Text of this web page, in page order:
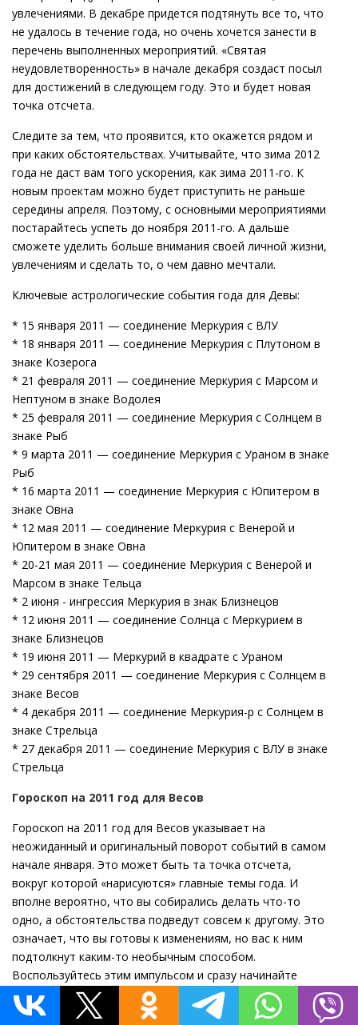
увлечениями. В декабре придется подтянуть все то, что
не удалось в течение года, но очень хочется занести в
перечень выполненных мероприятий. «Святая
неудовлетворенность» в начале декабря создаст посыл
для достижений в следующем году. Это и будет новая
точка отсчета.
Следите за тем, что проявится, кто окажется рядом и
при каких обстоятельствах. Учитывайте, что зима 2012
года не даст вам того ускорения, как зима 2011-го. К
новым проектам можно будет приступить не раньше
середины апреля. Поэтому, с основными мероприятиями
постарайтесь успеть до ноября 2011-го. А дальше
сможете уделить больше внимания своей личной жизни,
увлечениям и сделать то, о чем давно мечтали.
Ключевые астрологические события года для Девы:
* 15 января 2011 — соединение Меркурия с ВЛУ
* 18 января 2011 — соединение Меркурия с Плутоном в
знаке Козерога
* 21 февраля 2011 — соединение Меркурия с Марсом и
Нептуном в знаке Водолея
* 25 февраля 2011 — соединение Меркурия с Солнцем в
знаке Рыб
* 9 марта 2011 — соединение Меркурия с Ураном в знаке
Рыб
* 16 марта 2011 — соединение Меркурия с Юпитером в
знаке Овна
* 12 мая 2011 — соединение Меркурия с Венерой и
Юпитером в знаке Овна
* 20-21 мая 2011 — соединение Меркурия с Венерой и
Марсом в знаке Тельца
* 2 июня - ингрессия Меркурия в знак Близнецов
* 12 июня 2011 — соединение Солнца с Меркурием в
знаке Близнецов
* 19 июня 2011 — Меркурий в квадрате с Ураном
* 29 сентября 2011 — соединение Меркурия с Солнцем в
знаке Весов
* 4 декабря 2011 — соединение Меркурия-р с Солнцем в
знаке Стрельца
* 27 декабря 2011 — соединение Меркурия с ВЛУ в знаке
Стрельца
Гороскоп на 2011 год для Весов
Гороскоп на 2011 год для Весов указывает на
неожиданный и оригинальный поворот событий в самом
начале января. Это может быть та точка отсчета,
вокруг которой «нарисуются» главные темы года. И
вполне вероятно, что вы собирались делать что-то
одно, а обстоятельства подведут совсем к другому. Это
означает, что вы готовы к изменениям, но вас к ним
подтолкнут каким-то необычным способом.
Воспользуйтесь этим импульсом и сразу начинайте
действовать.